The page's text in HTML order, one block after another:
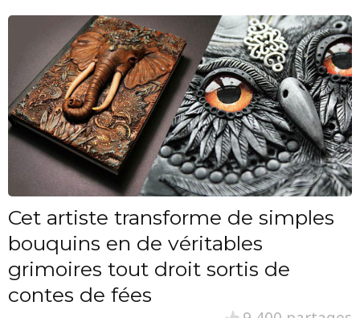
Cet artiste transforme de simples
bouquins en de véritables
grimoires tout droit sortis de
contes de fées